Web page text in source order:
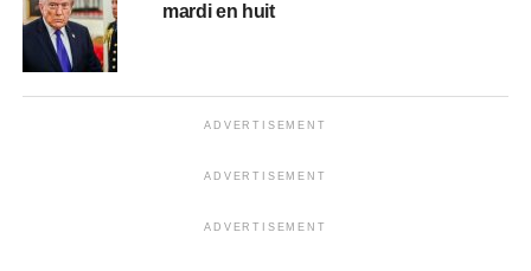
mardi en huit
ADVERTISEMENT
ADVERTISEMENT
ADVERTISEMENT